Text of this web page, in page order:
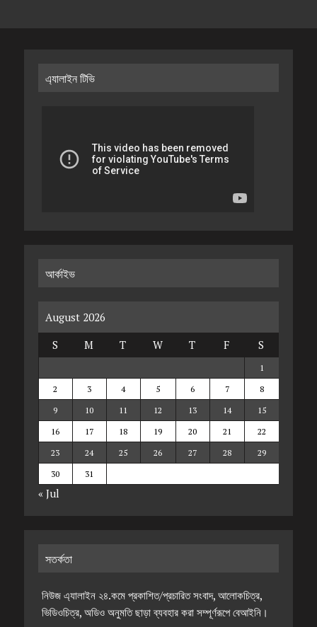
এ্যালাইন টিভি
আর্কাইভ
August 2026
S
M T W T F S
1
2
3 4 5 6 7
8
9
10 11 12 13 14
15
16
17 18 19 20 21
22
23
24 25 26 27 28
29
30
31
« Jul
সতর্কতা
নিউজ এ্যালাইন ২৪.কমে প্রকাশিত/প্রচারিত সংবাদ, আলোকচিত্র,
ভিডিওচিত্র, অডিও অনুমতি ছাড়া ব্যবহার করা সম্পূর্ণরূপে বেআইনি।